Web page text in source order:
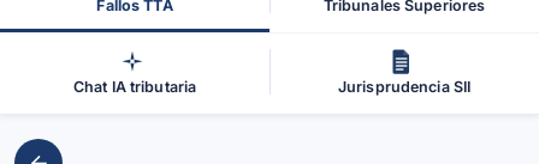
Fallos TTA Tribunales Superiores
Chat IA tributaria Jurisprudencia SII